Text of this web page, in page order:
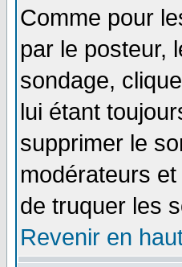
Comme pour
par le posteur,
sondage,
lui étant
supprimer le
modérateurs
de truquer les
Revenir en